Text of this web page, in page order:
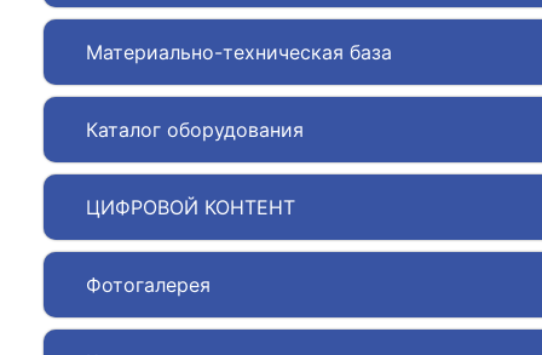
Материально-техническая база
Каталог оборудования
ЦИФРОВОЙ КОНТЕНТ
Фотогалерея